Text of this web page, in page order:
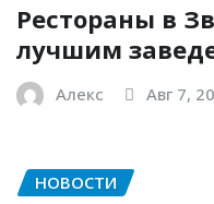
Рестораны в
лучшим
Алекс Авг 7,
НОВОСТИ